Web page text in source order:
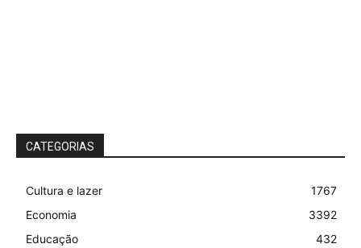
CATEGORIAS
Cultura e lazer
1767
Economia
3392
Educação
432